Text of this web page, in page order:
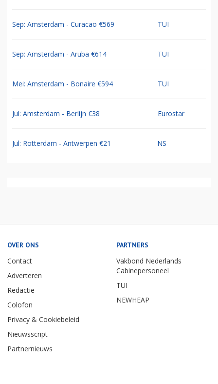
Sep: Amsterdam - Curacao €569 TUI
Sep: Amsterdam - Aruba €614 TUI
Mei: Amsterdam - Bonaire €594 TUI
Jul: Amsterdam - Berlijn €38 Eurostar
Jul: Rotterdam - Antwerpen €21 NS
OVER ONS
Contact
Adverteren
Redactie
Colofon
Privacy & Cookiebeleid
Nieuwsscript
Partnernieuws
PARTNERS
Vakbond Nederlands
Cabinepersoneel
TUI
NEWHEAP